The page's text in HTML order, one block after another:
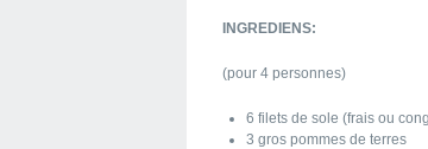
INGREDIENS:
(pour 4 personnes)
6 filets de sole (frais ou
3 gros pommes de terres